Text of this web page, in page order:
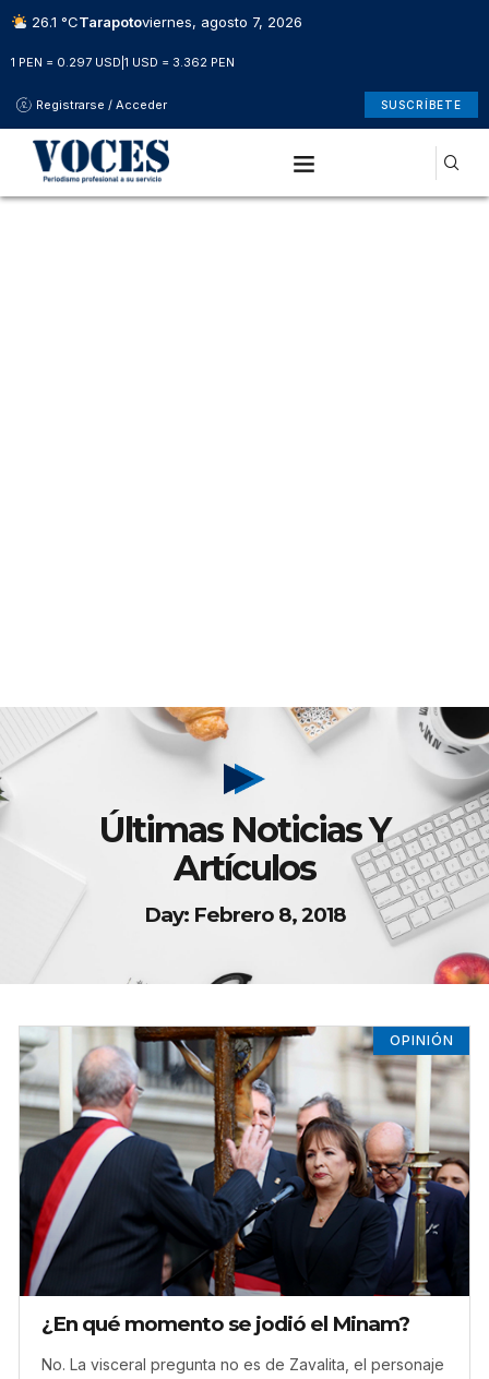
26.1 °CTarapotoviernes, agosto 7, 2026
1 PEN = 0.297 USD 1 USD = 3.362 PEN
Registrarse / Acceder SUSCRÍBETE
Últimas Noticias Y
Artículos
Day: Febrero 8, 2018
OPINIÓN
¿En qué momento se jodió el Minam?
No. La visceral pregunta no es de Zavalita, el personaje